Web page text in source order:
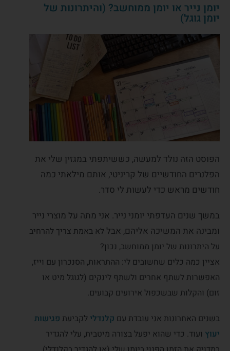
יומן נייר או יומן ממוחשב? (והיתרונות של
יומן גוגל)
הפוסט הזה נולד למעשה, כששיתפתי במגזין שלי את
הפלנרים החודשיים של קריניטי, אותם מילאתי כמה
חודשים מראש כדי לעשות לי סדר.
במשך שנים העדפתי יומני נייר. אני מתה על מוצרי נייר
ומבינה את המשיכה אליהם, אבל לא באמת צריך להרחיב
על היתרונות של יומן ממוחשב, נכון?
אציין כמה כלים שחשובים לי: ההתראות, הסנכרון עם וייז,
האפשרות לשתף אחרים ולשתף לינקים (לגוגל מיט או
זום) והקלות שבשכפול אירועים קבועים.
בשנים האחרונות אני עובדת עם קלנדלילקביעת פגישות
יעוץ ועוד. כדי שהוא יפעל בצורה מיטבית, עלי להגדיר